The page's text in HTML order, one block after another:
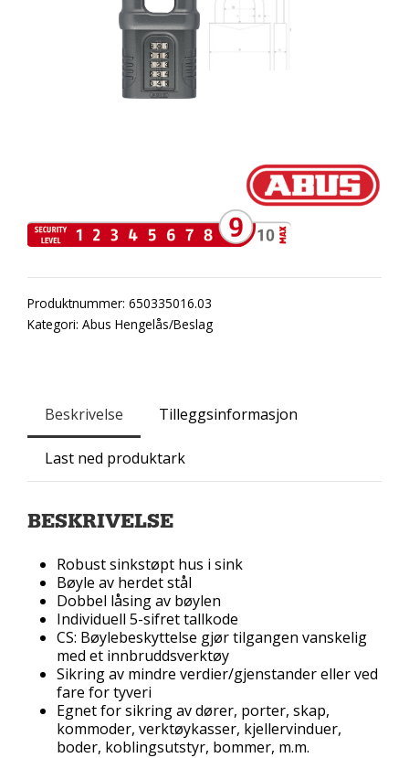
Produktnummer: 650335016.03
Kategori: Abus Hengelås/Beslag
Beskrivelse Tilleggsinformasjon
Last ned produktark
BESKRIVELSE
Robust sinkstøpt hus i sink
Bøyle av herdet stål
Dobbel låsing av bøylen
Individuell 5-sifret tallkode
CS: Bøylebeskyttelse gjør tilgangen vanskelig
med et innbruddsverktøy
Sikring av mindre verdier/gjenstander eller ved
fare for tyveri
Egnet for sikring av dører, porter, skap,
kommoder, verktøykasser, kjellervinduer,
boder, koblingsutstyr, bommer, m.m.